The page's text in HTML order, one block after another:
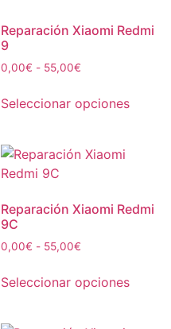
Reparación Xiaomi Redmi
9
0,00€ - 55,00€
Seleccionar opciones
Reparación Xiaomi Redmi
9C
0,00€ - 55,00€
Seleccionar opciones